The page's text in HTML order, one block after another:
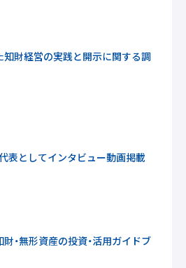
知財経営の実践と開示に関する調
表としてインタビュー動画掲載
・無形資産の投資・活用ガイドブ